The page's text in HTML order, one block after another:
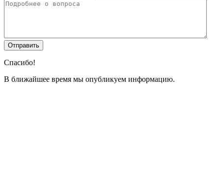
Спасибо!
В ближайшее время мы опубликуем информацию.